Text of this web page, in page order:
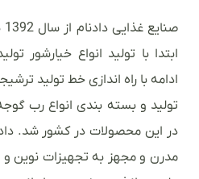
ابتدا با تولید انواع خیارشور
ادامه با راه اندازی خط تولید
تولید و بسته بندی انواع رب
در این محصولات در کشور شد.
مدرن و مجهز به تجهیزات نوین و